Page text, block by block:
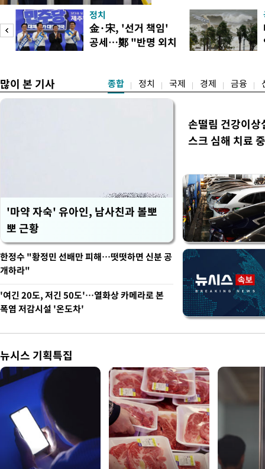
새로운 쟁점으로 떠올랐
여 근거가 사라지면서 현행
이다. 9일 법조계에 따르면
사의 수사권이 박탈되면서,
정치
金·宋, '선거 책임'
공세…鄭 "반명 외치
많이 본 기사 종합 정치 국제 경제 금융
'마약 자숙' 유아인, 남사친과 볼뽀
뽀 근황
손떨림 건강이
스크 심해 치료
한정수 "황정민 선배만 피해…떳떳하면 신분 공
개하라"
'여긴 20도, 저긴 50도'…열화상 카메라로 본
폭염 저감시설 '온도차'
뉴시스 기획특집